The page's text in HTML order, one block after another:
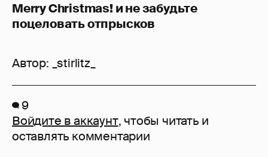
Merry Christmas! и не забудьте
поцеловать отпрысков
Автор: _stirlitz_
9
Войдите в аккаунт, чтобы читать и
оставлять комментарии